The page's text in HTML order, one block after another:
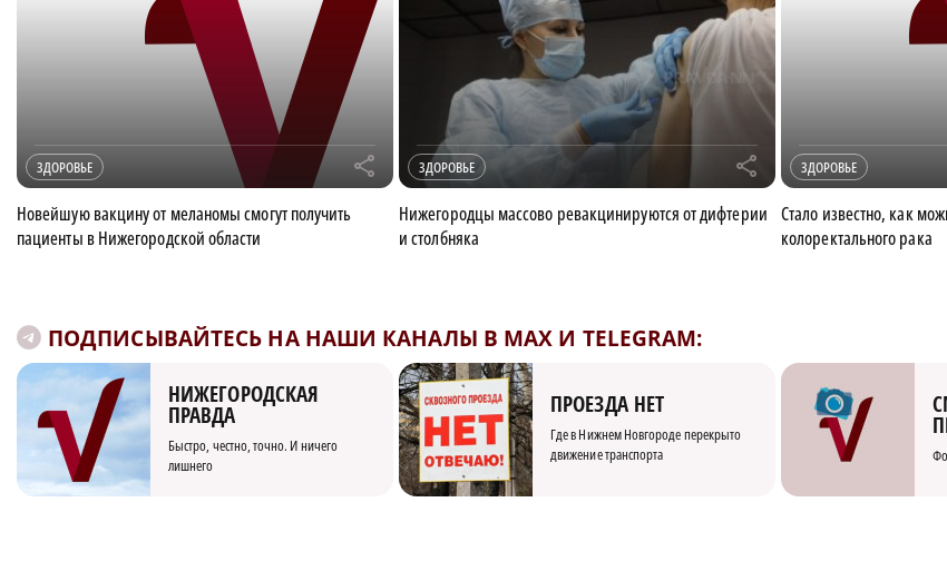
ЗДОРОВЬЕ r
Новейшую вакцину от меланомы смогут получить
пациенты в Нижегородской области
ЗДОРОВЬЕ r
Нижегородцы массово ревакцинируются от дифтерии
и столбняка
ЗДОРОВЬЕ
Стало известно, как
колоректального рака
ПОДПИСЫВАЙТЕСЬ НА НАШИ КАНАЛЫ В MAX И TELEGRAM:
НИЖЕГОРОДСКАЯ
ПРАВДА
Быстро, честно, точно. И ничего
лишнего
ПРОЕЗДА НЕТ
Где в Нижнем Новгороде перекрыто
движение транспорта